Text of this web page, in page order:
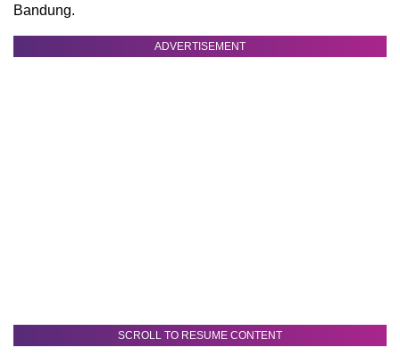
Bandung.
ADVERTISEMENT
SCROLL TO RESUME CONTENT